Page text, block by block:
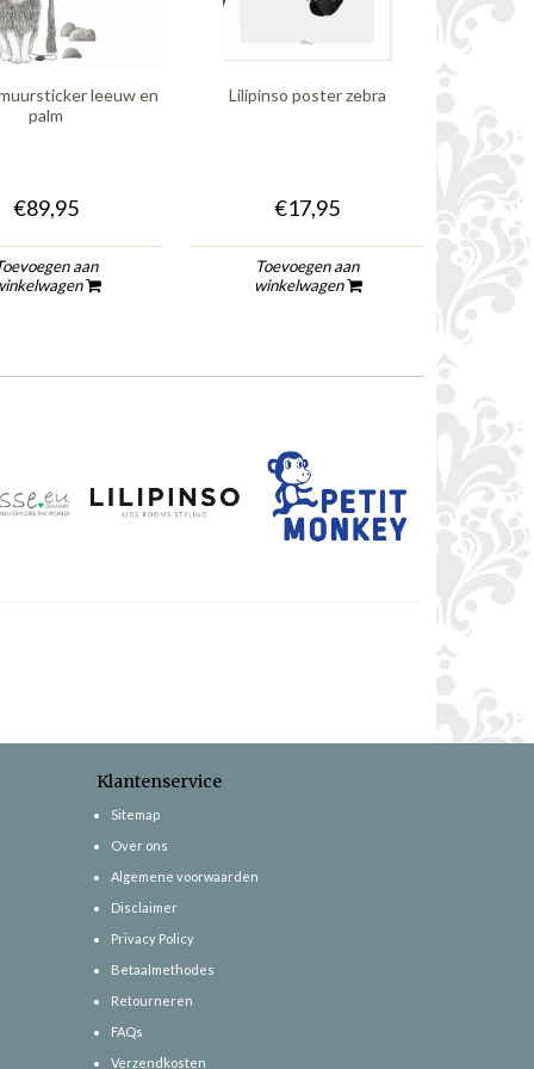
leeuw en
palm
€89,95
aan
Lilipinso poster zebra
€17,95
Toevoegen aan
winkelwagen
Klantenservice
Sitemap
Over ons
Algemene voorwaarden
Disclaimer
Privacy Policy
Betaalmethodes
Retourneren
FAQs
Verzendkosten